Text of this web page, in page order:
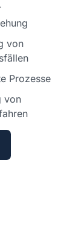
von
Prozesse
von